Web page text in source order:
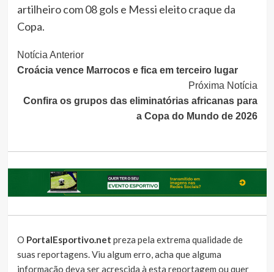
artilheiro com 08 gols e Messi eleito craque da
Copa.
Continue
Lendo
Notícia Anterior
Croácia vence Marrocos e fica em terceiro lugar
Próxima Notícia
Confira os grupos das eliminatórias africanas para
a Copa do Mundo de 2026
O PortalEsportivo.net preza pela extrema qualidade de
suas reportagens. Viu algum erro, acha que alguma
informação deva ser acrescida à esta reportagem ou quer